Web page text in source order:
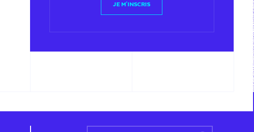
JE M'INSCRIS